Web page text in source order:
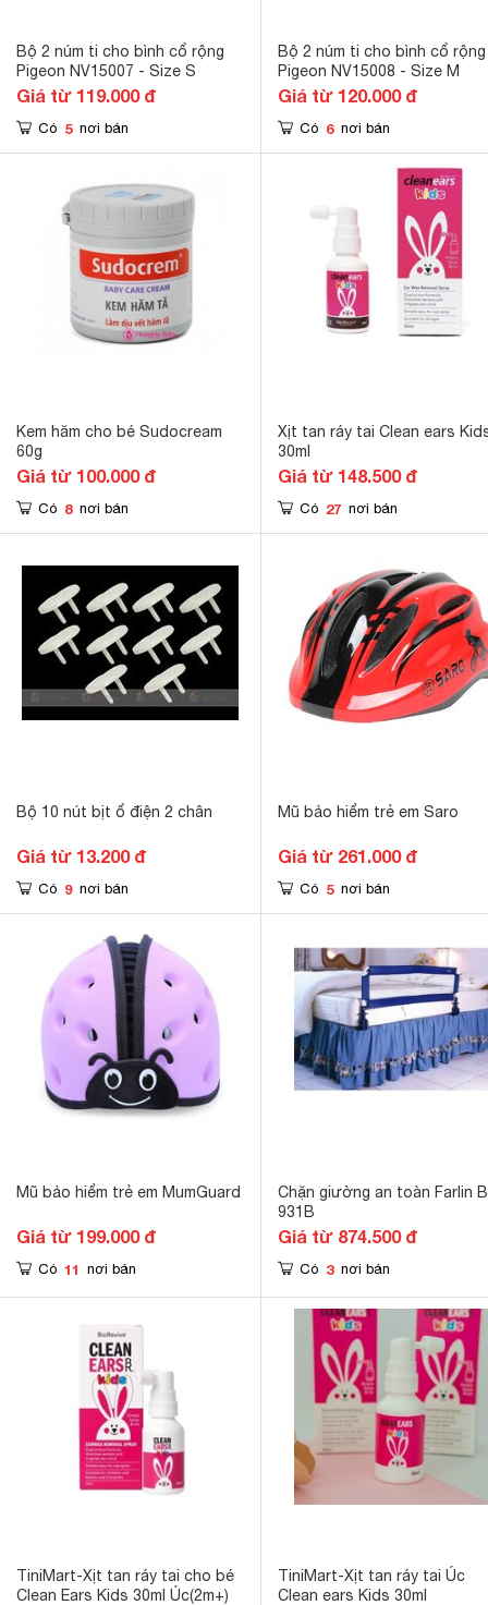
Bộ 2 núm ti cho bình cổ rộng
Pigeon NV15007 - Size S
Giá từ 119.000 đ
Có 5 nơi bán
Bộ 2 núm ti cho bình cổ rộng
Pigeon NV15008 - Size M
Giá từ 120.000 đ
Có 6 nơi bán
Kem hăm cho bé Sudocream
60g
Giá từ 100.000 đ
Có 8 nơi bán
Xịt tan ráy tai Clean ears
30ml
Giá từ 148.500 đ
Có 27 nơi bán
Bộ 10 nút bịt ổ điện 2 chân
Giá từ 13.200 đ
Có 9 nơi bán
Mũ bảo hiểm trẻ em Saro
Giá từ 261.000 đ
Có 5 nơi bán
Mũ bảo hiểm trẻ em MumGuard
Giá từ 199.000 đ
Có 11 nơi bán
Chặn giường an toàn Farlin
931B
Giá từ 874.500 đ
Có 3 nơi bán
TiniMart-Xịt tan ráy tai cho bé
Clean Ears Kids 30ml Úc(2m+)
TiniMart-Xịt tan ráy tai Úc
Clean ears Kids 30ml